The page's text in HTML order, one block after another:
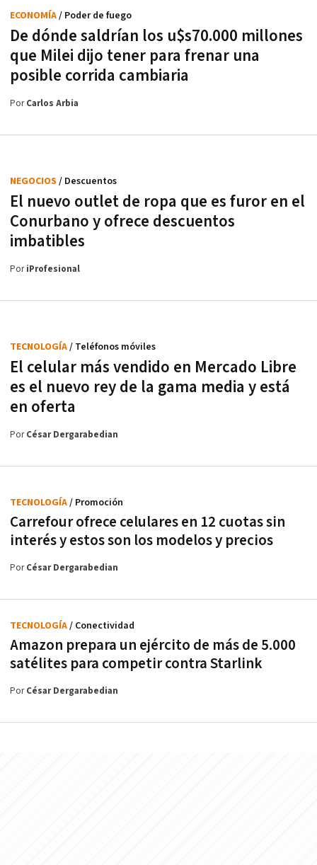
De dónde saldrían los u$s70.000 millones
que Milei dijo tener para frenar una
posible corrida cambiaria
ECONOMÍA/ Poder de fuego
PorCarlos Arbia
El nuevo outlet de ropa que es furor en el
Conurbano y ofrece descuentos
imbatibles
NEGOCIOS / Descuentos
PoriProfesional
El celular más vendido en Mercado Libre
es el nuevo rey de la gama media y está
en oferta
TECNOLOGÍA/ Teléfonos móviles
PorCésar Dergarabedian
Carrefour ofrece celulares en 12 cuotas sin
interés y estos son los modelos y precios
TECNOLOGÍA/ Promoción
PorCésar Dergarabedian
Amazon prepara un ejército de más de 5.000
satélites para competir contra Starlink
TECNOLOGÍA/ Conectividad
PorCésar Dergarabedian